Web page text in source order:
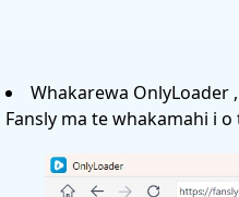
Whakarewa
Fansly ma te whakamahi i o